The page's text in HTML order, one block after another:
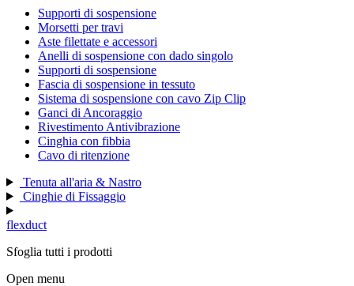
Supporti di sospensione
Morsetti per travi
Aste filettate e accessori
Anelli di sospensione con dado singolo
Supporti di sospensione
Fascia di sospensione in tessuto
Sistema di sospensione con cavo Zip Clip
Ganci di Ancoraggio
Rivestimento Antivibrazione
Cinghia con fibbia
Cavo di ritenzione
Tenuta all'aria & Nastro
Cinghie di Fissaggio
flexduct
Sfoglia tutti i prodotti
Open menu